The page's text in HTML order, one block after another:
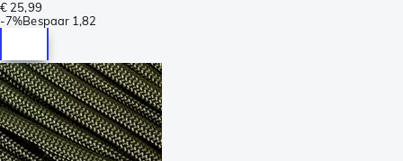
€ 25,99
-7%Bespaar 1,82